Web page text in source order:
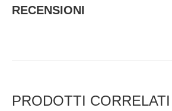
RECENSIONI
PRODOTTI CORRELATI